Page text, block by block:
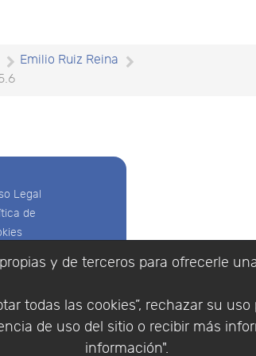
y de terceros para ofrecerle
todas las cookies”, rechazar su
de uso del sitio o recibir más
información".
Emilio Ruiz Reina
Legal
de
|Política de
© Copyright